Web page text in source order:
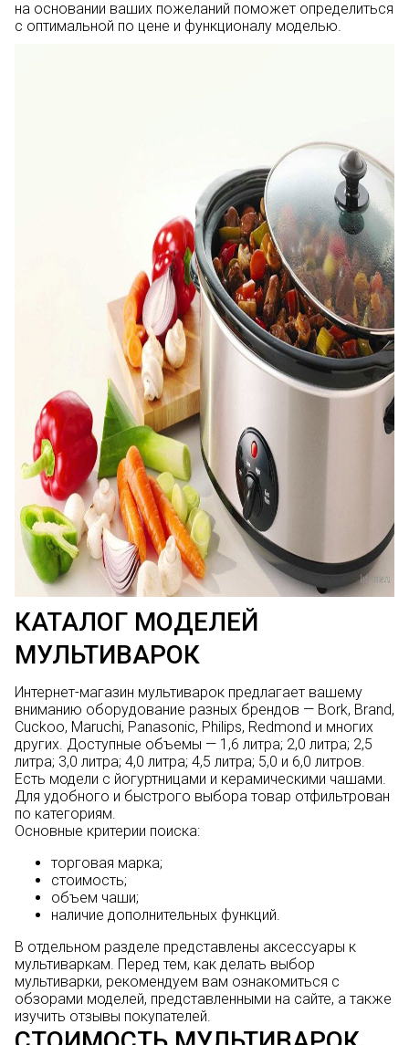
на основании ваших пожеланий поможет определиться
с оптимальной по цене и функционалу моделью.
КАТАЛОГ МОДЕЛЕЙ
МУЛЬТИВАРОК
Интернет-магазин мультиварок предлагает вашему
вниманию оборудование разных брендов — Bork, Brand,
Cuckoo, Maruchi, Panasonic, Philips, Redmond и многих
других. Доступные объемы — 1,6 литра; 2,0 литра; 2,5
литра; 3,0 литра; 4,0 литра; 4,5 литра; 5,0 и 6,0 литров.
Есть модели с йогуртницами и керамическими чашами.
Для удобного и быстрого выбора товар отфильтрован
по категориям.
Основные критерии поиска:
торговая марка;
стоимость;
объем чаши;
наличие дополнительных функций.
В отдельном разделе представлены аксессуары к
мультиваркам. Перед тем, как делать выбор
мультиварки, рекомендуем вам ознакомиться с
обзорами моделей, представленными на сайте, а также
изучить отзывы покупателей.